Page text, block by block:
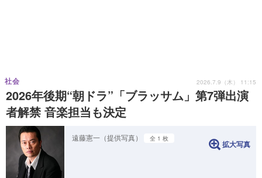
2026年後期“朝ドラ”「ブラッサム」第7弾出演
者解禁 音楽担当も決定
社会 2026.7.9（木） 11:15
遠藤憲一（提供写真） 全 1 枚
拡大写真